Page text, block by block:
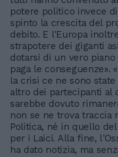
potere politico invece
spinto la crescita del
debito. E l'Europa
strapotere dei giganti
dotarsi di un vero
paga le conseguenze».
la crisi ce ne sono
altro dei partecipanti al
sarebbe dovuto
non se ne trova traccia
Politica, né in quello
per i Laici. Alla fine,
ha dato notizia, ma